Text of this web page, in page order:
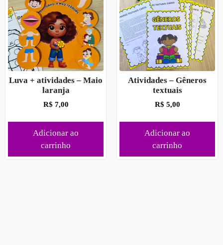
Luva + atividades – Maio
laranja
R$ 7,00
Adicionar ao
carrinho
Atividades – Gêneros
textuais
R$ 5,00
Adicionar ao
carrinho